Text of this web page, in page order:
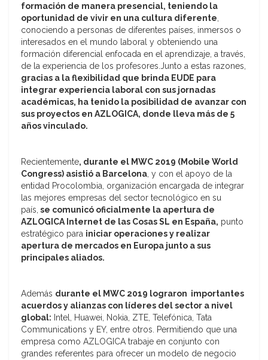
formación de manera presencial, teniendo la
oportunidad de vivir en una cultura diferente,
conociendo a personas de diferentes países, inmersos o
interesados en el mundo laboral y obteniendo una
formación diferencial enfocada en el aprendizaje, a través,
de la experiencia de los profesores.Junto a estas razones,
gracias a la flexibilidad que brinda EUDE para
integrar experiencia laboral con sus jornadas
académicas, ha tenido la posibilidad de avanzar con
sus proyectos en AZLOGICA, donde lleva más de 5
años vinculado.
Recientemente, durante el MWC 2019 (Mobile World
Congress) asistió a Barcelona, y con el apoyo de la
entidad Procolombia, organización encargada de integrar
las mejores empresas del sector tecnológico en su
país, se comunicó oficialmente la apertura de
AZLOGICA Internet de las Cosas SL en España, punto
estratégico para iniciar operaciones y realizar
apertura de mercados en Europa junto a sus
principales aliados.
Además durante el MWC 2019 lograron importantes
acuerdos y alianzas con líderes del sector a nivel
global: Intel, Huawei, Nokia, ZTE, Telefónica, Tata
Communications y EY, entre otros. Permitiendo que una
empresa como AZLOGICA trabaje en conjunto con
grandes referentes para ofrecer un modelo de negocio